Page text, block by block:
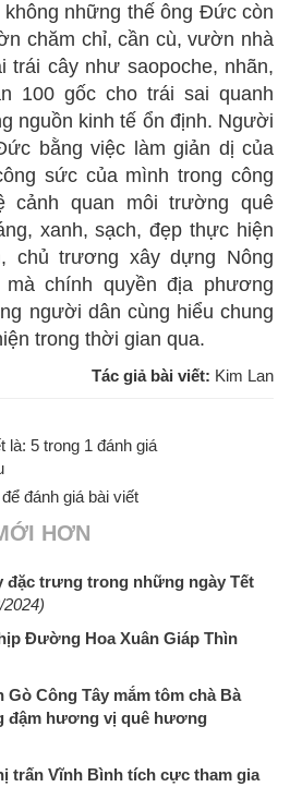
những thế ông Đức còn
chăm chỉ, cần cù, vườn nhà
trái cây như saopoche, nhãn,
100 gốc cho trái sai quanh
nguồn kinh tế ổn định. Người
bằng việc làm giản dị của
sức của mình trong công
cảnh quan môi trường quê
xanh, sạch, đẹp thực hiện
chủ trương xây dựng Nông
chính quyền địa phương
người dân cùng hiểu chung
trong thời gian qua.
Tác giả bài viết: Kim Lan
là: 5 trong 1 đánh giá
đánh giá bài viết
HƠN
đặc trưng trong những ngày Tết
2024)
Đường Hoa Xuân Giáp Thìn
Gò Công Tây mắm tôm chà Bà
đậm hương vị quê hương
trấn Vĩnh Bình tích cực tham gia